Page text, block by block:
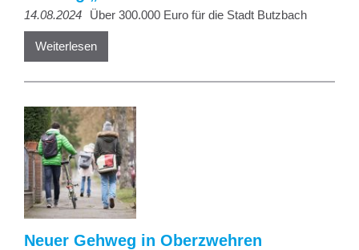
14.08.2024 Über 300.000 Euro für die Stadt Butzbach
Weiterlesen
Neuer Gehweg in Oberzwehren